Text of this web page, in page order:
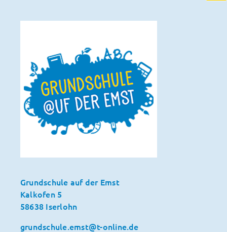
Grundschule auf der Emst
Kalkofen 5
58638 Iserlohn
grundschule.emst@t-online.de